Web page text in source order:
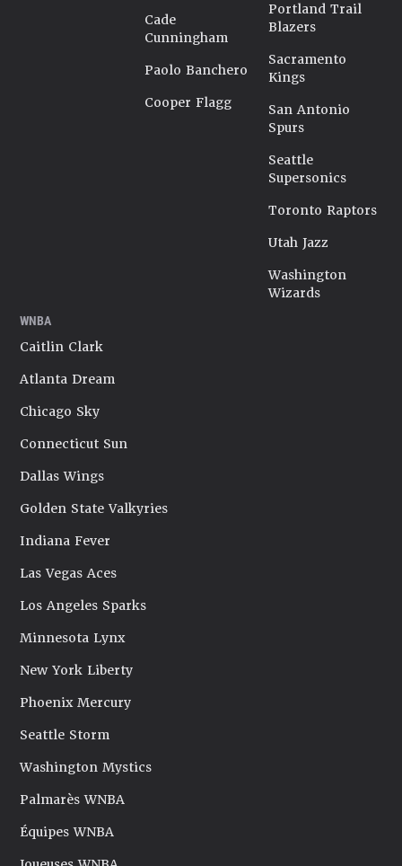
Cade
Cunningham
Paolo Banchero
Cooper Flagg
Portland Trail
Blazers
Sacramento
Kings
San Antonio
Spurs
Seattle
Supersonics
Toronto Raptors
Utah Jazz
Washington
Wizards
WNBA
Caitlin Clark
Atlanta Dream
Chicago Sky
Connecticut Sun
Dallas Wings
Golden State Valkyries
Indiana Fever
Las Vegas Aces
Los Angeles Sparks
Minnesota Lynx
New York Liberty
Phoenix Mercury
Seattle Storm
Washington Mystics
Palmarès WNBA
Équipes WNBA